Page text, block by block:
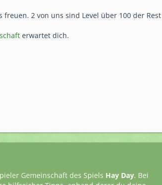
2 von uns sind Level über 100 der
erwartet dich.
Gemeinschaft des Spiels Hay Day. Bei